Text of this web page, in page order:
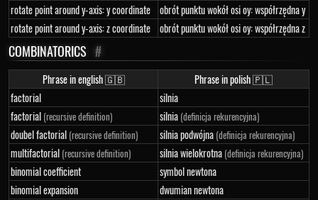
rotate point around y-axis: y coordinate
obrót punktu wokół osi oy: współrzędna y
rotate point around y-axis: z coordinate
obrót punktu wokół osi oy: współrzędna z
COMBINATORICS #
Phrase in english 🇬🇧
Phrase in polish 🇵🇱
factorial
silnia
factorial (recursive definition) silnia (definicja rekurencyjna)
doubel factorial (recursive definition) silnia podwójna (definicja rekurencyjna)
multifactorial (recursive definition) silnia wielokrotna (definicja rekurencyjna)
binomial coefficient
symbol newtona
binomial expansion
dwumian newtona